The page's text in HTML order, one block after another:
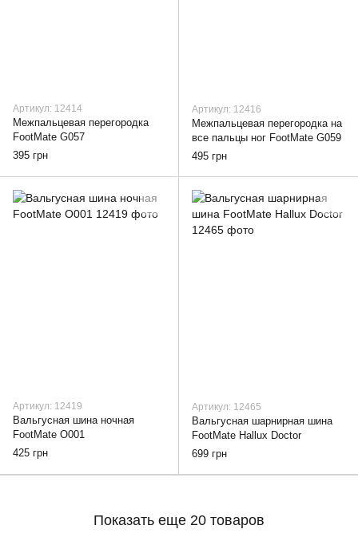
Артикул: 12414
Межпальцевая перегородка
FootMate G057
395 грн
Артикул: 12416
Межпальцевая перегородка на
все пальцы ног FootMate G059
495 грн
Артикул: 12419
Вальгусная шина ночная
FootMate O001
425 грн
Артикул: 12465
Вальгусная шарнирная шина
FootMate Hallux Doctor
699 грн
Показать еще 20 товаров